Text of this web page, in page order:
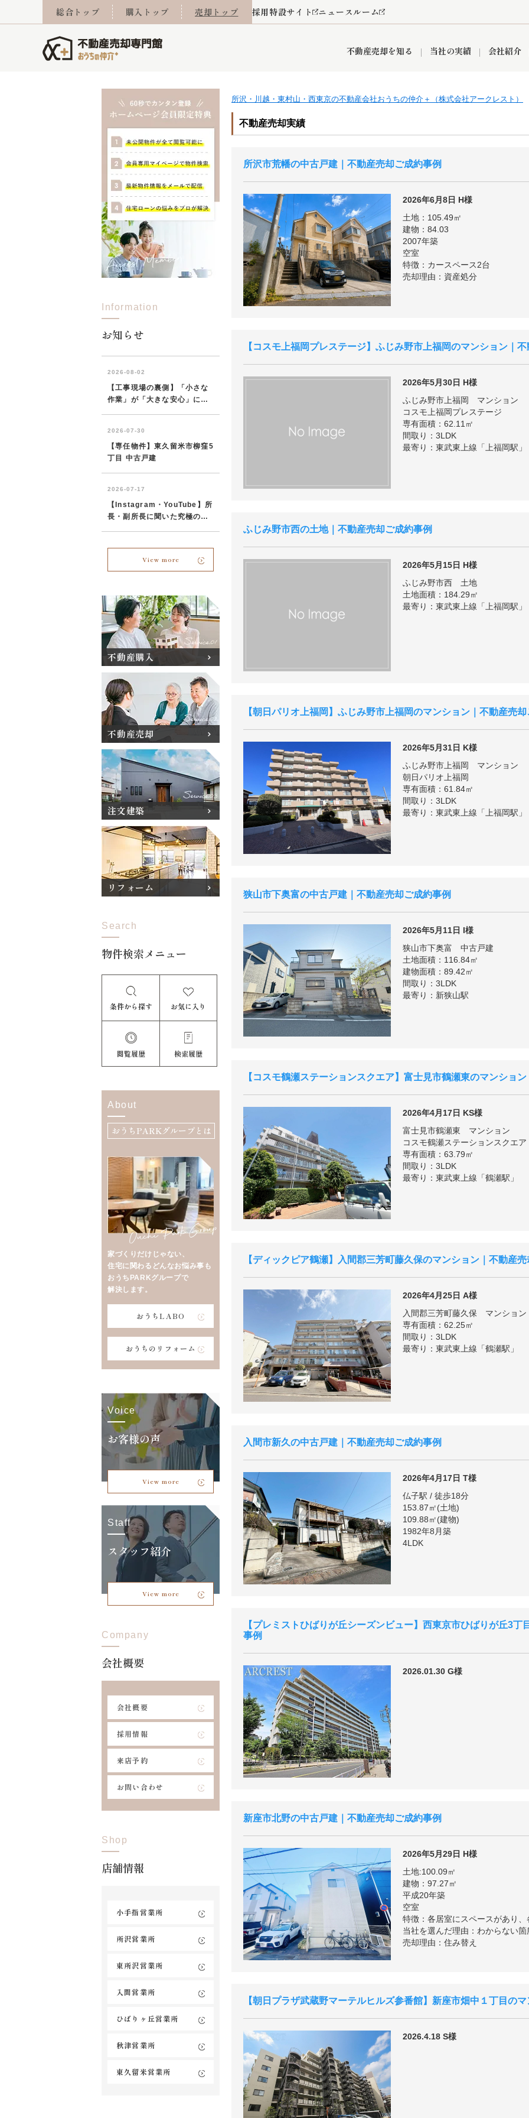
総合トップ 購入トップ 売却トップ 採用特設サイト ニュースルーム
不動産売却を知る
不動産買取
西東京市 東久留米市
売却コラム よくある質問
当社の実績
査定実績 売却成功事例
会社紹介
採用情報 お客様の声
小手指営業所 所沢営業所
おうちLABO おうちのリフォーム おうちパークグループの強み
おうちパークくらぶ
売却査定依頼
所沢・川越・東村山・西東京の不動産会社おうちの仲介＋（株式会社アークレスト）
不動産売却実績
所沢市荒幡の中古戸建｜不動産売却ご成約事例
2026年6月8日 H様
土地：105.49㎡
建物：84.03
2007年築
空室
特徴：カースペース2台
売却理由：資産処分
コスモ上福岡プレステージ ふじみ野市上福岡のマンション｜
2026年5月30日 H様
ふじみ野市上福岡 マンション
コスモ上福岡プレステージ
専有面積：62.11㎡
間取り：3LDK
最寄り：東武東上線「上福岡駅」
ふじみ野市西の土地｜不動産売却ご成約事例
2026年5月15日 H様
ふじみ野市西 土地
土地面積：184.29㎡
最寄り：東武東上線「上福岡駅」
朝日パリオ上福岡 ふじみ野市上福岡のマンション｜不動産売却
2026年5月31日 K様
ふじみ野市上福岡 マンション
朝日パリオ上福岡
専有面積：61.84㎡
間取り：3LDK
最寄り：東武東上線「上福岡駅」
狭山市下奥富の中古戸建｜不動産売却ご成約事例
2026年5月11日 I様
狭山市下奥富 中古戸建
土地面積：116.84㎡
建物面積：89.42㎡
間取り：3LDK
最寄り：新狭山駅
コスモ鶴瀬ステーションスクエア 富士見市鶴瀬東のマンショ
2026年4月17日 KS様
富士見市鶴瀬東 マンション
コスモ鶴瀬ステーションスクエア
専有面積：63.79㎡
間取り：3LDK
最寄り：東武東上線「鶴瀬駅」
ディックピア鶴瀬 入間郡三芳町藤久保のマンション｜不動産売
2026年4月25日 A様
入間郡三芳町藤久保 マンション
専有面積：62.25㎡
間取り：3LDK
最寄り：東武東上線「鶴瀬駅」
入間市新久の中古戸建｜不動産売却ご成約事例
2026年4月17日 T様
仏子駅 / 徒歩18分
153.87㎡(土地)
109.88㎡(建物)
1982年8月築
4LDK
プレミストひばりが丘シーズンビュー
西東京市ひばりが丘3丁
事例
2026.01.30 G様
新座市北野の中古戸建｜不動産売却ご成約事例
2026年5月29日 H様
土地:100.09㎡
建物：97.27㎡
平成20年築
空室
特徴：各居室にスペースがあり、
当社を選んだ理由：わからない
売却理由：住み替え
朝日プラザ武蔵野マーテルヒルズ参番館 新座市畑中１丁目の
2026.4.18 S様
Information
お知らせ
View more
不動産購入
不動産売却
注文建築
リフォーム
Search
物件検索メニュー
条件から探す お気に入り
閲覧履歴 検索履歴
About
おうちPARKグループとは
家づくりだけじゃない、
住宅に関わるどんなお悩み事も
おうちPARKグループで
解決します。
おうちLABO
おうちのリフォーム
Voice
お客様の声
View more
Staff
スタッフ紹介
View more
Company
会社概要
会社概要
採用情報
来店予約
お問い合わせ
Shop
店舗情報
小手指営業所
所沢営業所
東所沢営業所
入間営業所
ひばりヶ丘営業所
秋津営業所
東久留米営業所